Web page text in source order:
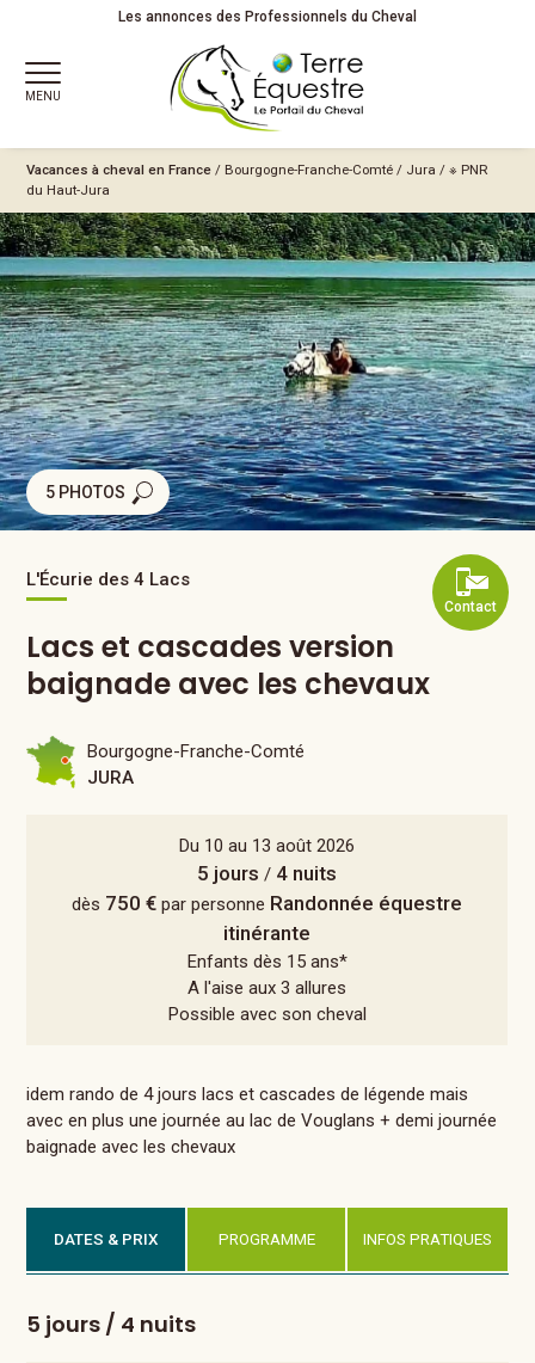
Les annonces des Professionnels du Cheval
MENU
Vacances à cheval en France / Bourgogne-Franche-Comté / Jura /※ PNR
du Haut-Jura
5 PHOTOS
Contact
L'Écurie des 4 Lacs
Lacs et cascades version
baignade avec les chevaux
Du 10 au 13 août 2026
5 jours / 4 nuits
dès 750 € par personne Randonnée équestre
itinérante
Enfants dès 15 ans*
A l'aise aux 3 allures
Possible avec son cheval
Bourgogne-Franche-Comté
JURA
idem rando de 4 jours lacs et cascades de légende mais
avec en plus une journée au lac de Vouglans + demi journée
baignade avec les chevaux
DATES & PRIX PROGRAMME INFOS PRATIQUES
5 jours / 4 nuits